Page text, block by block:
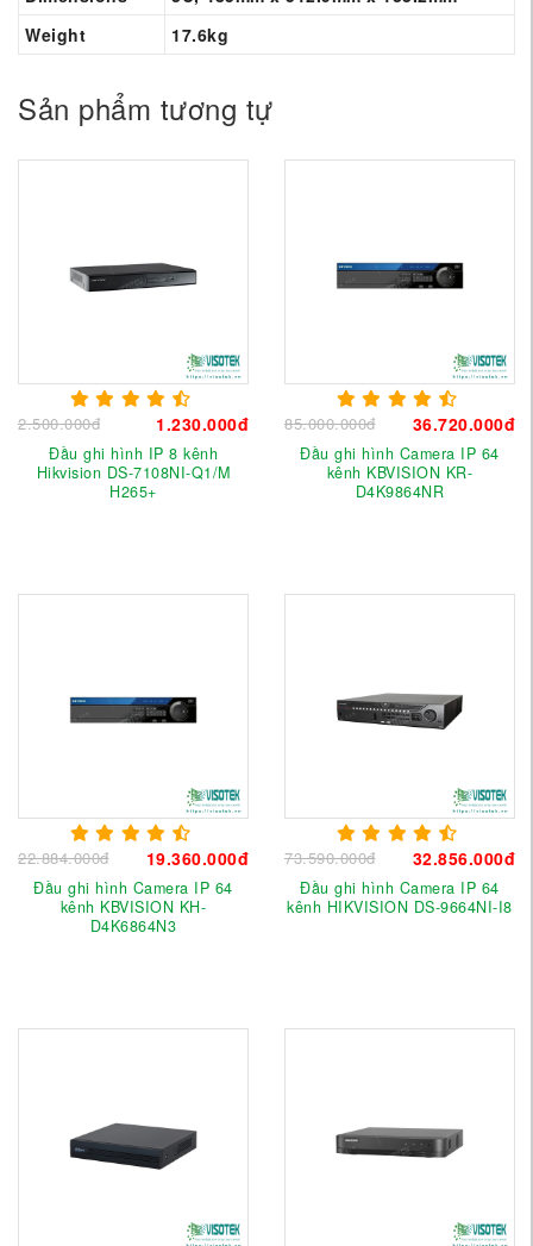
Weight
17.6kg
Sản phẩm tương tự
2.500.000đ 1.230.000đ
Đầu ghi hình IP 8 kênh
Hikvision DS-7108NI-Q1/M
H265+
85.000.000đ 36.720.000đ
Đầu ghi hình Camera IP 64
kênh KBVISION KR-
D4K9864NR
22.884.000đ 19.360.000đ
Đầu ghi hình Camera IP 64
kênh KBVISION KH-
D4K6864N3
73.590.000đ 32.856.000đ
Đầu ghi hình Camera IP 64
kênh HIKVISION DS-9664NI-I8